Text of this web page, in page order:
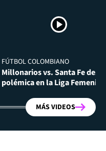
FÚTBOL COLOMBIANO
Millonarios vs. Santa Fe
polémica en la Liga Femenina
MÁS VIDEOS